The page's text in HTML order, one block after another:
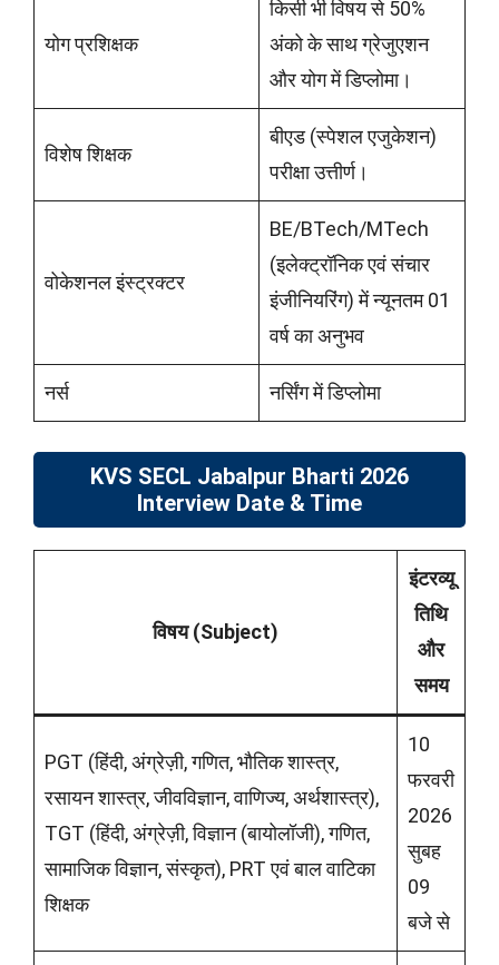
योग प्रशिक्षक
किसी भी विषय से 50%
अंको के साथ ग्रेजुएशन
और योग में डिप्लोमा।
विशेष शिक्षक
बीएड (स्पेशल एजुकेशन)
परीक्षा उत्तीर्ण।
वोकेशनल इंस्ट्रक्टर
BE/BTech/MTech
(इलेक्ट्रॉनिक एवं संचार
इंजीनियरिंग) में न्यूनतम 01
वर्ष का अनुभव
नर्स नर्सिंग में डिप्लोमा
KVS SECL Jabalpur Bharti 2026
Interview Date & Time
विषय (Subject)
इंटरव्यू
तिथि
और
समय
PGT (हिंदी, अंग्रेज़ी, गणित, भौतिक शास्त्र,
रसायन शास्त्र, जीवविज्ञान, वाणिज्य, अर्थशास्त्र),
TGT (हिंदी, अंग्रेज़ी, विज्ञान (बायोलॉजी), गणित,
सामाजिक विज्ञान, संस्कृत), PRT एवं बाल वाटिका
शिक्षक
10
फरवरी
2026
सुबह
09
बजे से